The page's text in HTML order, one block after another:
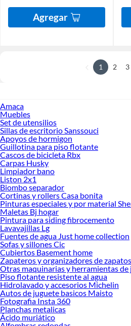
Agregar
1 2 3
Amaca
Muebles
Set de utensilios
Sillas de escritorio Sanssouci
Apoyos de hormigon
Guillotina para piso flotante
Cascos de bicicleta Rbx
Carpas Husky
Limpiador bano
Liston 2x1
Biombo separador
Cortinas y rollers Casa bonita
Pinturas especiales y por material
Maletas Bj hogar
Pintura para siding fibrocemento
Lavavajillas Lg
Fuentes de agua Just home collection
Sofas y sillones Cic
Cubiertos Basement home
Zapateros y organizadores de zapatos
Otras maquinarias y herramientas de
Piso flotante resistente al agua
Hidrolavado y accesorios Michelin
Autos de juguete basicos Maisto
Fotografia Insta 360
Planchas metalicas
Ácido muriático